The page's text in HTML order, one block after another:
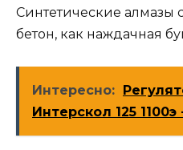
Синтетические алмазы
бетон, как наждачная
Интересно:
Интерскол 125 1100э